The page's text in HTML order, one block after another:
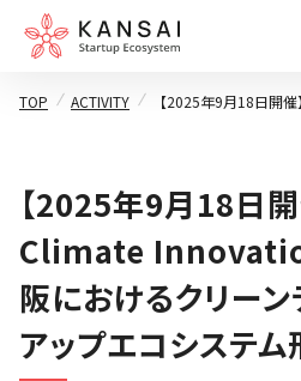
TOP ACTIVITY 【2025年9月18日開
【2025年9月18日
Climate
阪におけるクリーン
アップエコシステ